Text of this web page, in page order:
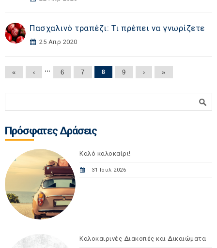
Πασχαλινό τραπέζι: Τι πρέπει να γνωρίζετε
25 Απρ 2020
Σελίδες
« ‹ … 6 7 8 9 › »
Πρόσφατες Δράσεις
Καλό καλοκαίρι!
31 Ιουλ 2026
Καλοκαιρινές Διακοπές και Δικαιώματα